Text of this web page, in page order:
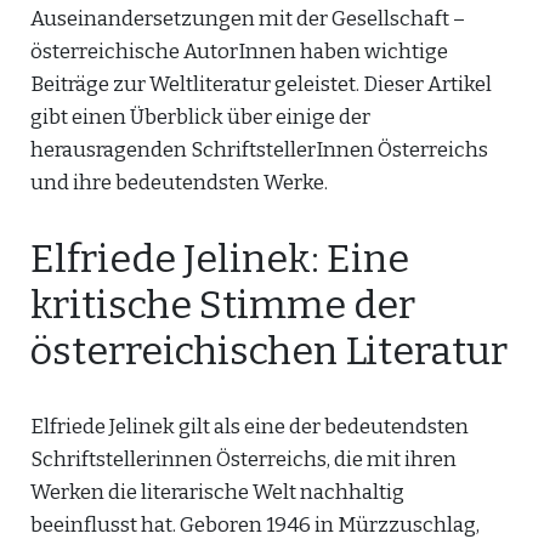
Auseinandersetzungen mit der Gesellschaft –
österreichische AutorInnen haben wichtige
Beiträge zur Weltliteratur geleistet. Dieser Artikel
gibt einen Überblick über einige der
herausragenden SchriftstellerInnen Österreichs
und ihre bedeutendsten Werke.
Elfriede Jelinek: Eine
kritische Stimme der
österreichischen Literatur
Elfriede Jelinek gilt als eine der bedeutendsten
Schriftstellerinnen Österreichs, die mit ihren
Werken die literarische Welt nachhaltig
beeinflusst hat. Geboren 1946 in Mürzzuschlag,